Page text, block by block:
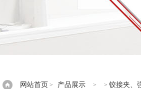
网站首页 > 产品展示 > > 铰接夹、